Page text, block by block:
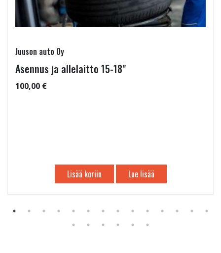
Juuson auto Oy
Asennus ja allelaitto 15-18"
100,00 €
Lisää koriin Lue lisää